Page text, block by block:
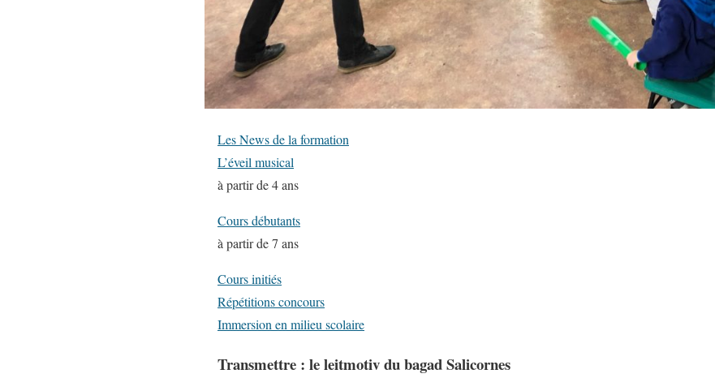
Les News de la formation
L’éveil musical
à partir de 4 ans
Cours débutants
à partir de 7 ans
Cours initiés
Répétitions concours
Immersion en milieu scolaire
Transmettre : le leitmotiv du bagad Salicornes